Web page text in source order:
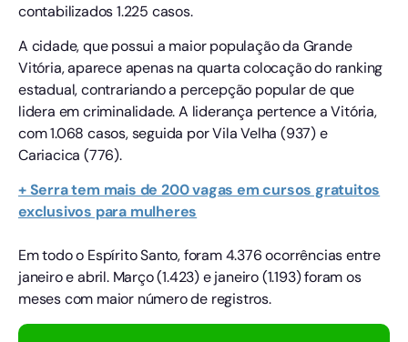
contabilizados 1.225 casos.
A cidade, que possui a maior população da Grande
Vitória, aparece apenas na quarta colocação do ranking
estadual, contrariando a percepção popular de que
lidera em criminalidade. A liderança pertence a Vitória,
com 1.068 casos, seguida por Vila Velha (937) e
Cariacica (776).
+ Serra tem mais de 200 vagas em cursos gratuitos
exclusivos para mulheres
Em todo o Espírito Santo, foram 4.376 ocorrências entre
janeiro e abril. Março (1.423) e janeiro (1.193) foram os
meses com maior número de registros.